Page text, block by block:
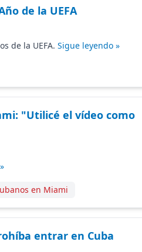
de la UEFA
de la UEFA. Sigue leyendo »
"Utilicé el vídeo como
en Miami
entrar en Cuba